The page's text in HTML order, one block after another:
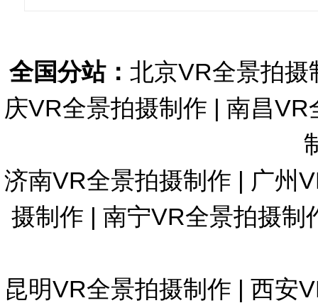
全国分站： 北京VR全景拍摄
庆VR全景拍摄制作 | 南昌VR
济南VR全景拍摄制作 | 广州
摄制作 | 南宁VR全景拍摄制
昆明VR全景拍摄制作 | 西安